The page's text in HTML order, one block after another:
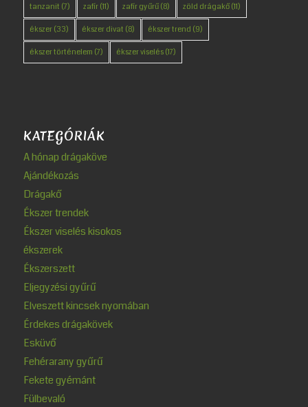
tanzanit (7) zafír(11) zafír gyűrű(8) zöld drágakő(11)
ékszer(33) ékszer divat (8) ékszer trend (9)
ékszer történelem (7) ékszer viselés(17)
KATEGÓRIÁK
A hónap drágaköve
Ajándékozás
Drágakő
Ékszer trendek
Ékszer viselés kisokos
ékszerek
Ékszerszett
Eljegyzési gyűrű
Elveszett kincsek nyomában
Érdekes drágakövek
Esküvő
Fehérarany gyűrű
Fekete gyémánt
Fülbevaló